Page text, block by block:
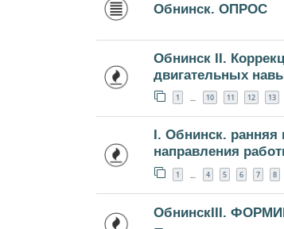
Обнинск. ОПРОС
Обнинск II.
двигательных
1 … 10 11 12 13
I. Обнинск.
направления
1 … 4 5 6 7 8
ОбнинскIII.